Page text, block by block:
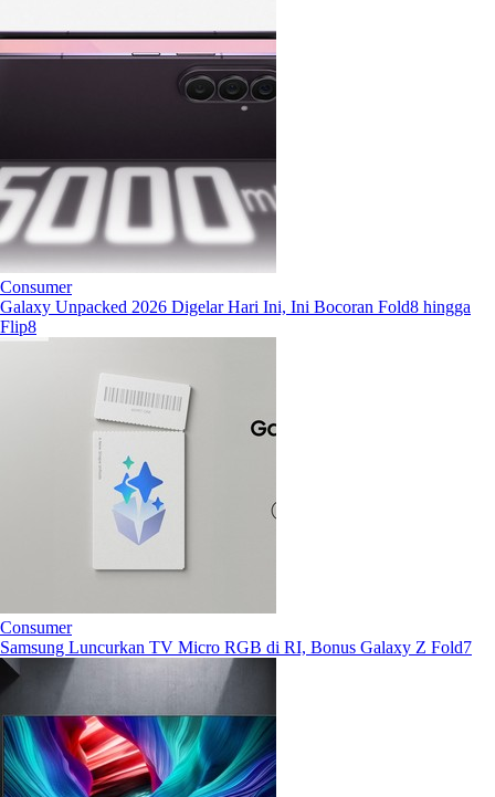
Consumer
Galaxy Unpacked 2026 Digelar Hari Ini, Ini Bocoran Fold8 hingga
Flip8
Consumer
Samsung Luncurkan TV Micro RGB di RI, Bonus Galaxy Z Fold7